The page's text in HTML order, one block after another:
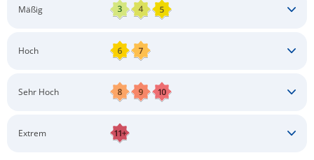
Mäßig
Langärmlige Bekleidung
Hoch
Langärmlige Bekleidung
Sonnenbrille
Sehr Hoch
Langärmlige Bekleidung
Extrem